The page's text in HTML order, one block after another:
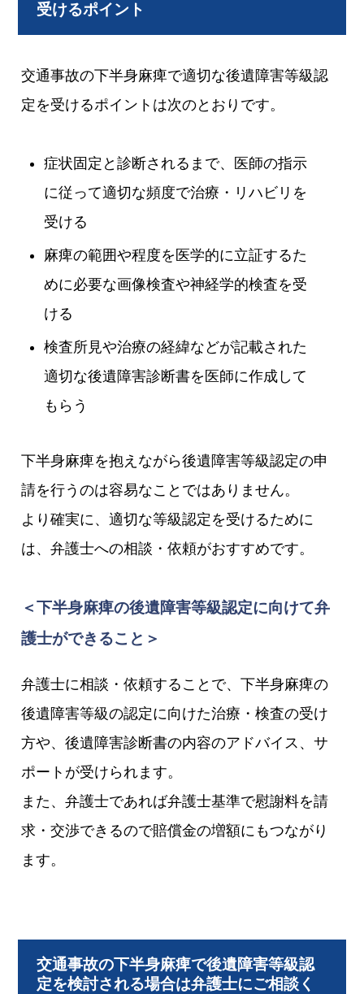
受けるポイント
交通事故の下半身麻痺で適切な後遺障害等級認
定を受けるポイントは次のとおりです。
症状固定と診断されるまで、医師の指示
に従って適切な頻度で治療・リハビリを
受ける
麻痺の範囲や程度を医学的に立証するた
めに必要な画像検査や神経学的検査を受
ける
検査所見や治療の経緯などが記載された
適切な後遺障害診断書を医師に作成して
もらう
下半身麻痺を抱えながら後遺障害等級認定の申
請を行うのは容易なことではありません。
より確実に、適切な等級認定を受けるために
は、弁護士への相談・依頼がおすすめです。
＜下半身麻痺の後遺障害等級認定に向けて弁
護士ができること＞
弁護士に相談・依頼することで、下半身麻痺の
後遺障害等級の認定に向けた治療・検査の受け
方や、後遺障害診断書の内容のアドバイス、サ
ポートが受けられます。
また、弁護士であれば弁護士基準で慰謝料を請
求・交渉できるので賠償金の増額にもつながり
ます。
交通事故の下半身麻痺で後遺障害等級認
定を検討される場合は弁護士にご相談く